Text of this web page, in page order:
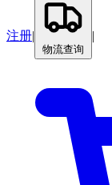
注册|
物流查询
|